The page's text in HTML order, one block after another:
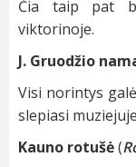
Čia taip pat
viktorinoje.
J. Gruodžio
Visi norintys
slepiasi
Kauno rotušė(